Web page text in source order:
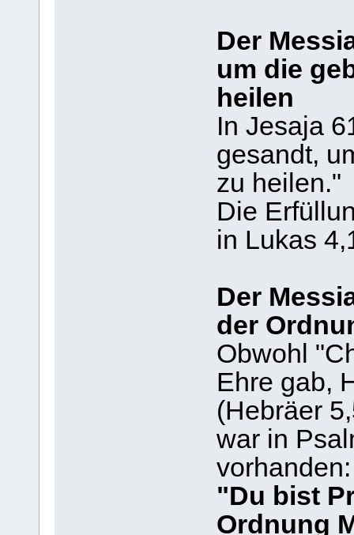
Der
um die
heilen
In Jesaja
gesandt,
zu heilen."
Die
in Lukas
Der
der
Obwohl
Ehre gab,
(Hebräer
war in
vorhanden:
"Du bist
Ordnung